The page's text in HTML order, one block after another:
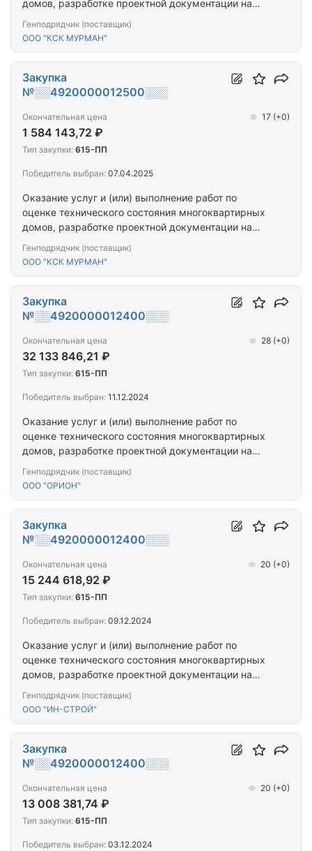
домов, разработке проектной документации на
имущества многоквартирных домов,
многоквартирных домов (ПРОЕКТ+СМР)
(Печенгский р-н, г. Мурманск_20МКД)
Генподрядчик (поставщик)
ООО "КСК МУРМАН"
Оказание услуг и (или) выполнение работ по
оценке технического состояния многоквартирных
домов, разработке проектной документации на
имущества многоквартирных домов,
многоквартирных домов (ПРОЕКТ+СМР)
(Печенгский р-н, г. Мурманск_11МКД)
Генподрядчик (поставщик)
ООО "КСК МУРМАН"
Закупка
№░░4920000012500░░░
Окончательная цена
1 584 143,72 ₽
17 (+0)
Тип закупки: 615-ПП
Победитель выбран: 07.04.2025
Оказание услуг и (или) выполнение работ по
оценке технического состояния многоквартирных
домов, разработке проектной документации на
имущества многоквартирных домов,
многоквартирных домов (ПРОЕКТ+СМР) (г.
Кировск, ул. Кирова, д. 17)
Генподрядчик (поставщик)
ООО "ОРИОН"
Закупка
№░░4920000012400░░░
Окончательная цена
32 133 846,21 ₽
28 (+0)
Тип закупки: 615-ПП
Победитель выбран: 11.12.2024
Оказание услуг и (или) выполнение работ по
оценке технического состояния многоквартирных
домов, разработке проектной документации на
имущества многоквартирных домов,
многоквартирных домов (ПРОЕКТ+СМР) (г.
Оленегорск_3МКД)
Генподрядчик (поставщик)
ООО "ИН-СТРОЙ"
Закупка
№░░4920000012400░░░
Окончательная цена
15 244 618,92 ₽
20 (+0)
Тип закупки: 615-ПП
Победитель выбран: 09.12.2024
Закупка
№░░4920000012400░░░
Окончательная цена
13 008 381,74 ₽
20 (+0)
Тип закупки: 615-ПП
Победитель выбран: 03.12.2024